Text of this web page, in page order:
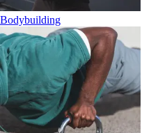
Bodybuilding